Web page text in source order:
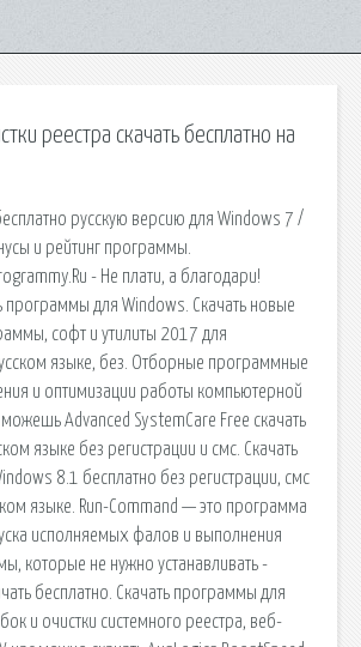
реестра скачать бесплатно на
русскую версию для Windows 7 /
и рейтинг программы.
- Не плати, а благодари!
программы для Windows. Скачать новые
софт и утилиты 2017 для
языке, без. Отборные программные
и оптимизации работы компьютерной
Advanced SystemCare Free скачать
языке без регистрации и смс. Скачать
8.1 бесплатно без регистрации, смс
языке. Run-Command — это программа
исполняемых фалов и выполнения
которые не нужно устанавливать -
бесплатно. Скачать программы для
и очистки системного реестра, веб-